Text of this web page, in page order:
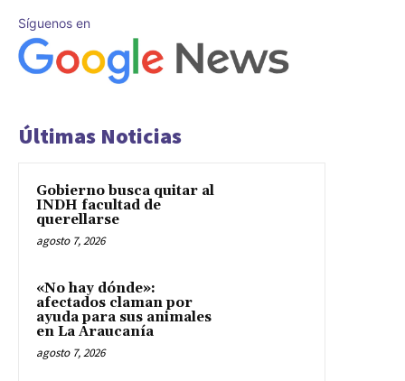
Síguenos en
Últimas Noticias
Gobierno busca quitar al
INDH facultad de
querellarse
agosto 7, 2026
«No hay dónde»:
afectados claman por
ayuda para sus animales
en La Araucanía
agosto 7, 2026